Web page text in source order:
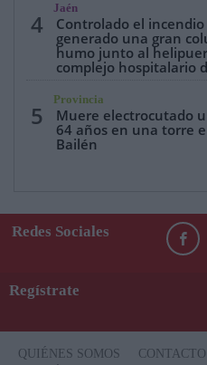
4
Jaén
Controlado el
generado una gran
humo junto al
complejo hospitalario
5
Provincia
Muere electrocutado
64 años en una torre
Bailén
Redes Sociales
Regístrate
QUIÉNES SOMOS CONTACTO